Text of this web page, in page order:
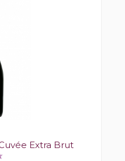
Extra Brut